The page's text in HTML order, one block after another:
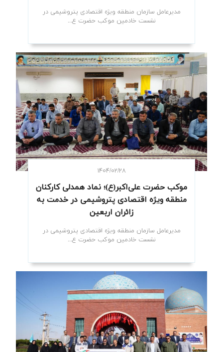
مدیرعامل سازمان منطقه ویژه اقتصادی پتروشیمی در
نشست خادمین موکب حضرت ع...
۱۴۰۴/۰۲/۲۸
موکب حضرت علی‌اکبر(ع)؛ نماد همدلی کارکنان
منطقه ویژه اقتصادی پتروشیمی در خدمت به
زائران اربعین
مدیرعامل سازمان منطقه ویژه اقتصادی پتروشیمی در
نشست خادمین موکب حضرت ع...